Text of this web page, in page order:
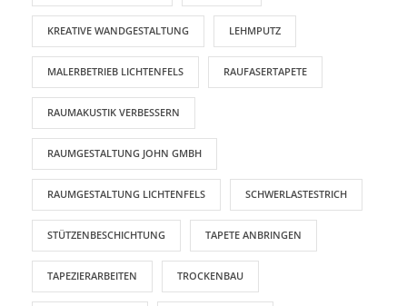
KREATIVE WANDGESTALTUNG LEHMPUTZ
MALERBETRIEB LICHTENFELS RAUFASERTAPETE
RAUMAKUSTIK VERBESSERN
RAUMGESTALTUNG JOHN GMBH
RAUMGESTALTUNG LICHTENFELS SCHWERLASTESTRICH
STÜTZENBESCHICHTUNG TAPETE ANBRINGEN
TAPEZIERARBEITEN TROCKENBAU